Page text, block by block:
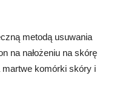
metodą usuwania
na nałożeniu na skórę
martwe komórki skóry i